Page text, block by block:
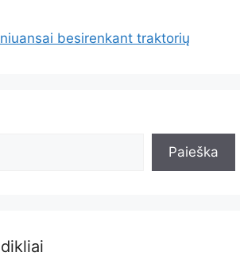
besirenkant traktorių
Paieška